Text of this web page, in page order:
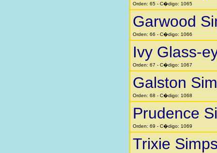
Orden: 65 - C�digo: 1065
Garwood
Orden: 66 - C�digo: 1066
Ivy Glass-
Orden: 67 - C�digo: 1067
Galston
Orden: 68 - C�digo: 1068
Prudence
Orden: 69 - C�digo: 1069
Trixie